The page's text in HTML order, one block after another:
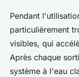
Pendant
particulièrement
visibles, qui
Après chaque
système à l'eau